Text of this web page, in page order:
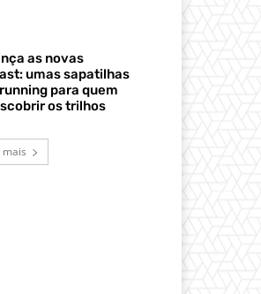
as novas
umas sapatilhas
para quem
os trilhos